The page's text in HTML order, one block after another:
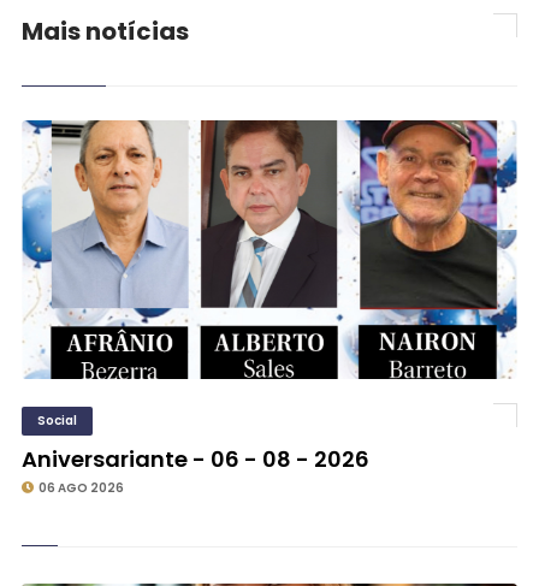
Mais notícias
Social
Aniversariante - 06 - 08 - 2026
06 AGO 2026